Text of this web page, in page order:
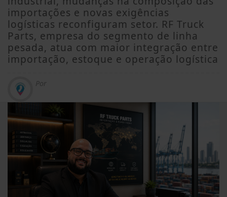
importações e novas exigências
logísticas reconfiguram setor. RF Truck
Parts, empresa do segmento de linha
pesada, atua com maior integração entre
importação, estoque e operação logística
Por